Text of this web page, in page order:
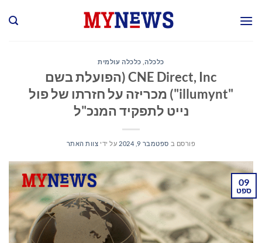
כלכלה, כלכלה עולמית
CNE Direct, Inc (הפועלת בשם
"illumynt") מכריזה על חזרתו של פול
נייט לתפקיד המנכ"ל
פורסם ב ספטמבר 9, 2024 על ידי צוות האתר
09
ספט